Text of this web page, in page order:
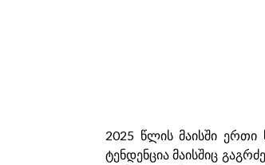
2025 წლის მაისში ერთი
ტენდენცია მაისშიც